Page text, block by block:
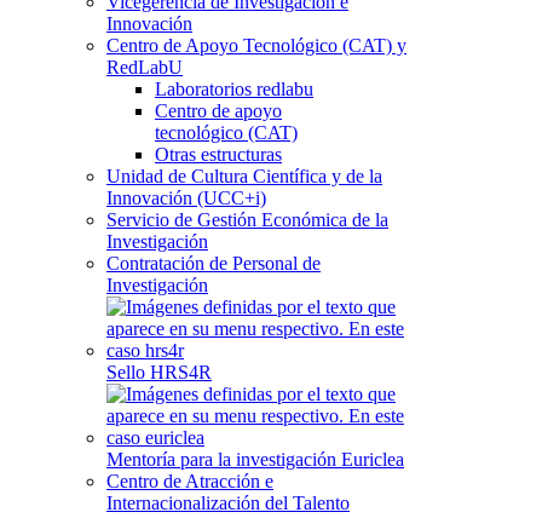
Innovación
Centro de Apoyo Tecnológico (CAT) y
RedLabU
Laboratorios redlabu
Centro de apoyo
tecnológico (CAT)
Otras estructuras
Unidad de Cultura Científica y de la
Innovación (UCC+i)
Servicio de Gestión Económica de la
Investigación
Contratación de Personal de
Investigación
Sello HRS4R
Mentoría para la investigación Euriclea
Centro de Atracción e
Internacionalización del Talento